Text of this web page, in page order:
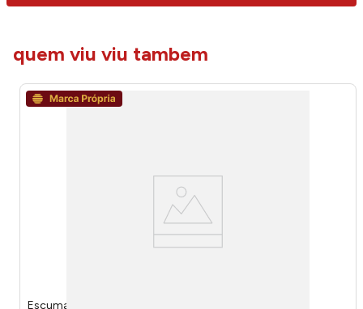
quem viu viu tambem
Escumadeira Ideal Inox 24x7,8x0,2cm LM3309IDE -